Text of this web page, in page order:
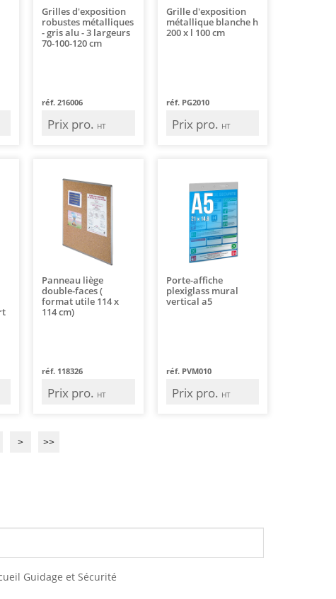
Grilles d'exposition
robustes métalliques
- gris alu - 3 largeurs
70-100-120 cm
réf. 216006
Prix pro. HT
Grille d'exposition
métallique blanche h
200 x l 100 cm
réf. PG2010
Prix pro. HT
Panneau liège
double-faces (
format utile 114 x
114 cm)
réf. 118326
Prix pro. HT
Porte-affiche
plexiglass mural
vertical a5
réf. PVM010
Prix pro. HT
> >>
Guidage et Sécurité